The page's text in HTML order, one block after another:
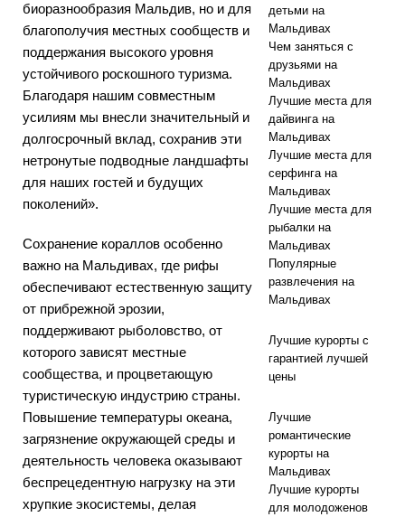
месяц в Nova
Maldives со
скидкой 55%
СПЕЦИАЛЬН
биоразнообразия Мальдив, но и для
благополучия местных сообществ и
поддержания высокого уровня
устойчивого роскошного туризма.
Благодаря нашим совместным
усилиям мы внесли значительный и
долгосрочный вклад, сохранив эти
нетронутые подводные ландшафты
для наших гостей и будущих
поколений».
Сохранение кораллов особенно
важно на Мальдивах, где рифы
обеспечивают естественную защиту
от прибрежной эрозии,
поддерживают рыболовство, от
которого зависят местные
сообщества, и процветающую
туристическую индустрию страны.
Повышение температуры океана,
загрязнение окружающей среды и
деятельность человека оказывают
беспрецедентную нагрузку на эти
хрупкие экосистемы, делая
детьми на
Мальдивах
Чем заняться с
друзьями на
Мальдивах
Лучшие места для
дайвинга на
Мальдивах
Лучшие места для
серфинга на
Мальдивах
Лучшие места для
рыбалки на
Мальдивах
Популярные
развлечения на
Мальдивах
Лучшие курорты с
гарантией лучшей
цены
Лучшие
романтические
курорты на
Мальдивах
Лучшие курорты
для молодоженов